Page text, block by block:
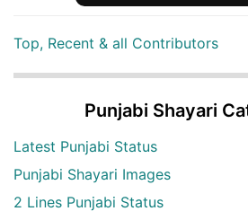
Top, Recent & all Contributors
Punjabi Shayari
Latest Punjabi Status
Punjabi Shayari Images
2 Lines Punjabi Status